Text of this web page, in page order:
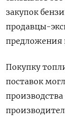
закупок
продавцы-
предложения
Покупку
‌поставок